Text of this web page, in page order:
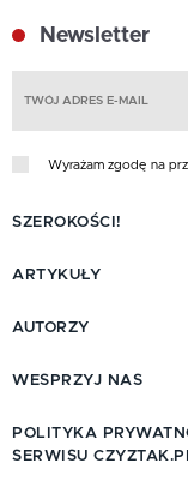
Newsletter
Wyrażam zgodę na
SZEROKOŚCI!
ARTYKUŁY
AUTORZY
WESPRZYJ NAS
POLITYKA
SERWISU